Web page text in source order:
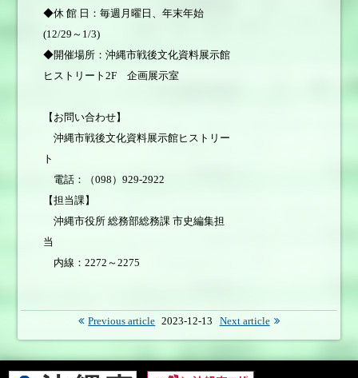
◆休 館 日：毎週月曜日、年末年始
(12/29～1/3)
◆開催場所：沖縄市戦後文化資料展示館
ヒストリート2F 企画展示室
【お問い合わせ】
沖縄市戦後文化資料展示館ヒストリー
ト
電話：（098）929-2922
【担当課】
沖縄市役所 総務部総務課 市史編集担
当
内線：2272～2275
Previous article 2023-12-13 Next article